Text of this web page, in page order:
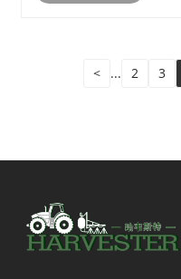
< ... 2 3